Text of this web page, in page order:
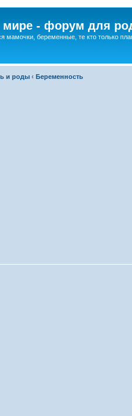
мире - форум для
мамочки, беременные, те кто только
и роды ‹ Беременность